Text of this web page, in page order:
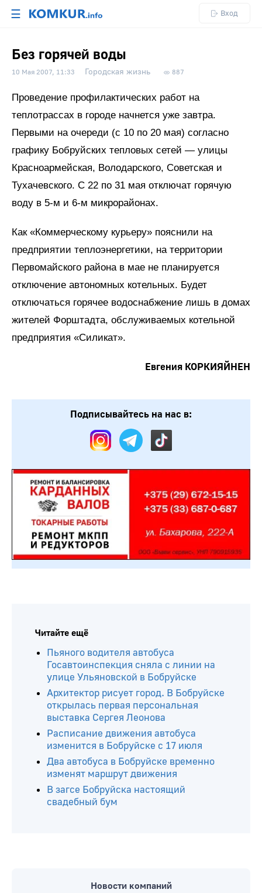
☰ Вход
Без горячей воды
10 Мая 2007, 11:33 Городская жизнь 887
Проведение профилактических работ на
теплотрассах в городе начнется уже завтра.
Первыми на очереди (с 10 по 20 мая) согласно
графику Бобруйских тепловых сетей — улицы
Красноармейская, Володарского, Советская и
Тухачевского. С 22 по 31 мая отключат горячую
воду в 5-м и 6-м микрорайонах.
Как «Коммерческому курьеру» пояснили на
предприятии теплоэнергетики, на территории
Первомайского района в мае не планируется
отключение автономных котельных. Будет
отключаться горячее водоснабжение лишь в домах
жителей Форштадта, обслуживаемых котельной
предприятия «Силикат».
Евгения КОРКИЯЙНЕН
Подписывайтесь на нас в:
Читайте ещё
Пьяного водителя автобуса
Госавтоинспекция сняла с линии на
улице Ульяновской в Бобруйске
Архитектор рисует город. В Бобруйске
открылась первая персональная
выставка Сергея Леонова
Расписание движения автобуса
изменится в Бобруйске с 17 июля
Два автобуса в Бобруйске временно
изменят маршрут движения
В загсе Бобруйска настоящий
свадебный бум
Новости компаний